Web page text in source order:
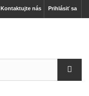
Prihlásiť sa
Kontaktujte nás